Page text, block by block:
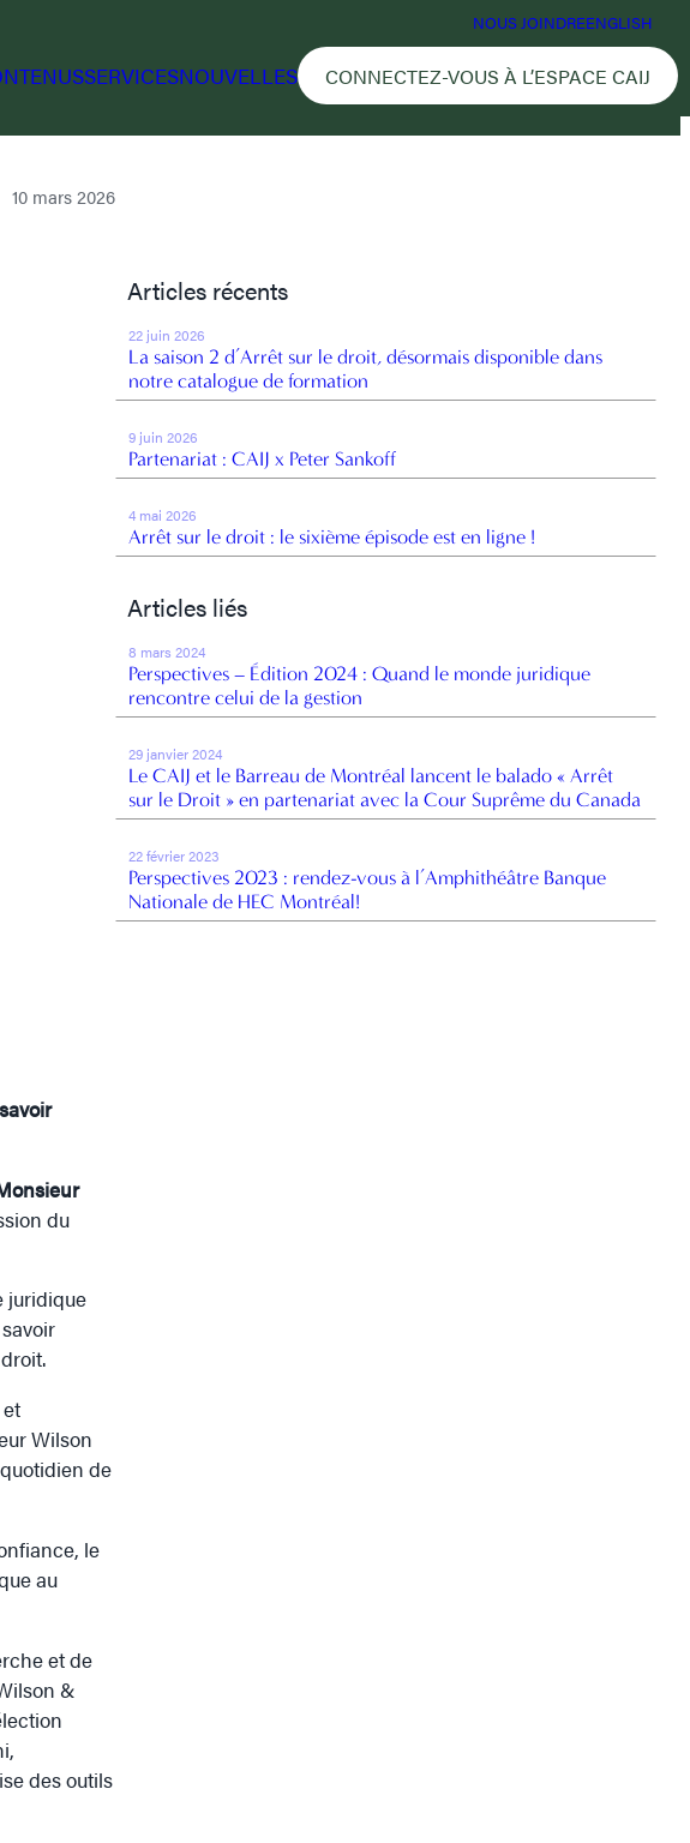
NOUS JOINDREENGLISH
SERVICESNOUVELLES CONNECTEZ-VOUS À L’ESPACE CAIJ
10 mars 2026
du
juridique
Wilson
de
le
au
et de
&
des outils
Articles récents
22 juin 2026
La saison 2 d’Arrêt sur le droit, désormais disponible dans
notre catalogue de formation
9 juin 2026
Partenariat : CAIJ x Peter Sankoff
4 mai 2026
Arrêt sur le droit : le sixième épisode est en ligne !
Articles liés
8 mars 2024
Perspectives – Édition 2024 : Quand le monde juridique
rencontre celui de la gestion
29 janvier 2024
Le CAIJ et le Barreau de Montréal lancent le balado « Arrêt
sur le Droit » en partenariat avec la Cour Suprême du Canada
22 février 2023
Perspectives 2023 : rendez-vous à l’Amphithéâtre Banque
Nationale de HEC Montréal!